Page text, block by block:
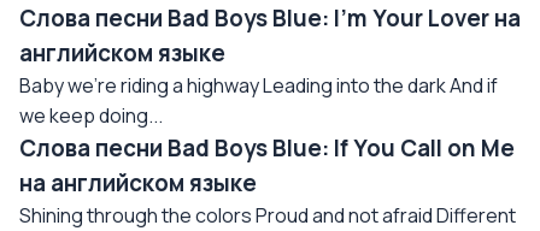
Слова песни Bad Boys Blue: I'm Your Lover на
английском языке
Baby we're riding a highway Leading into the dark And if
we keep doing...
Слова песни Bad Boys Blue: If You Call on Me
на английском языке
Shining through the colors Proud and not afraid Different